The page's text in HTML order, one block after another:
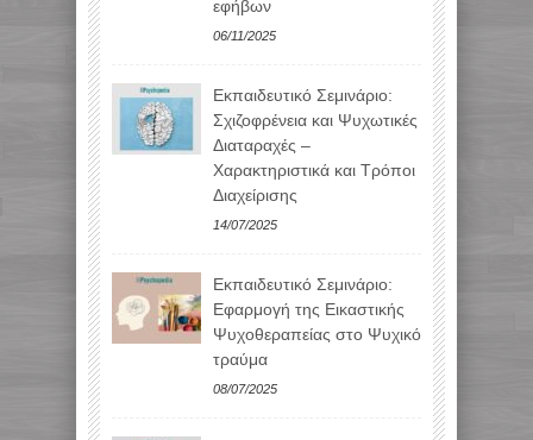
εφήβων
06/11/2025
Εκπαιδευτικό Σεμινάριο:
Σχιζοφρένεια και Ψυχωτικές
Διαταραχές –
Χαρακτηριστικά και Τρόποι
Διαχείρισης
14/07/2025
Εκπαιδευτικό Σεμινάριο:
Εφαρμογή της Εικαστικής
Ψυχοθεραπείας στο Ψυχικό
τραύμα
08/07/2025